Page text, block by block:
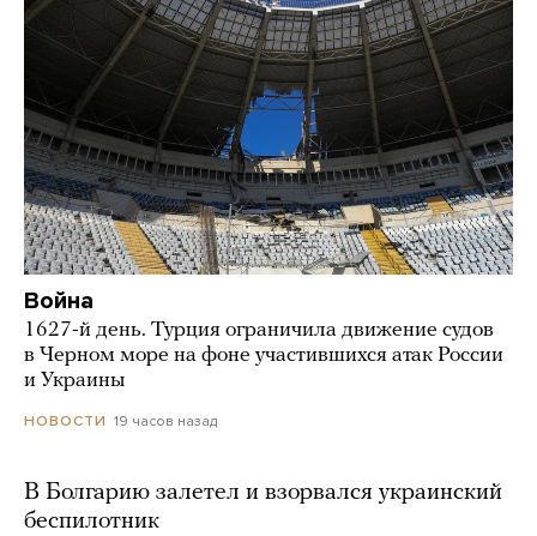
Война
1627-й день. Турция ограничила движение судов
в Черном море на фоне участившихся атак России
и Украины
НОВОСТИ 19 часов назад
В Болгарию залетел и взорвался украинский
беспилотник